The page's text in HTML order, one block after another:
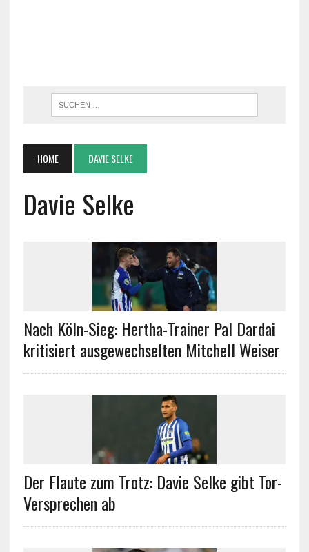
HOME DAVIE SELKE
Davie Selke
Nach Köln-Sieg: Hertha-Trainer Pal Dardai
kritisiert ausgewechselten Mitchell Weiser
Der Flaute zum Trotz: Davie Selke gibt Tor-
Versprechen ab